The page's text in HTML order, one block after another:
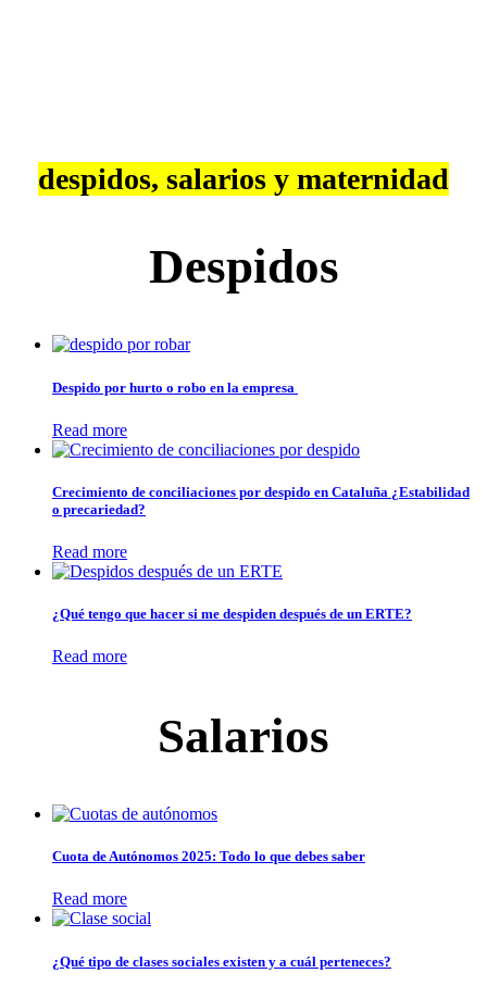
despidos, salarios y maternidad
Despidos
Despido por hurto o robo en la empresa
Read more
Crecimiento de conciliaciones por despido en Cataluña ¿Estabilidad
o precariedad?
Read more
¿Qué tengo que hacer si me despiden después de un ERTE?
Read more
Salarios
Cuota de Autónomos 2025: Todo lo que debes saber
Read more
¿Qué tipo de clases sociales existen y a cuál perteneces?